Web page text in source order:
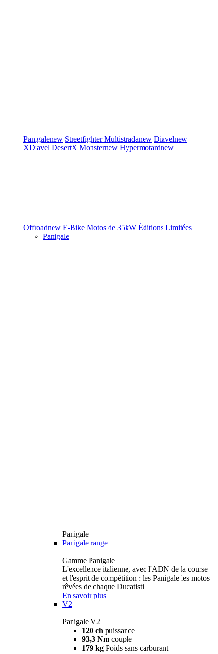
Panigalenew StreetfighterMultistradanew Diavelnew
XDiavel DesertX Monsternew Hypermotardnew
Offroadnew E-Bike Motos de 35kW Éditions Limitées
Panigale
Panigale
Panigale range
Gamme Panigale
L'excellence italienne, avec l'ADN de la course
et l'esprit de compétition : les Panigale les motos
rêvées de chaque Ducatisti.
En savoir plus
V2
Panigale V2
120 ch puissance
93,3 Nm couple
179 kg Poids sans carburant